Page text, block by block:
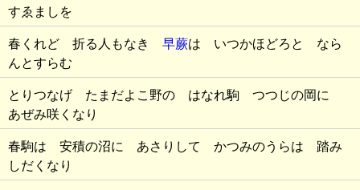
すゑましを
春くれど 折る人もなき 早蕨は いつかほどろと なら
んとすらむ
とりつなげ たまだよこ野の はなれ駒 つつじの岡に
あぜみ咲くなり
春駒は 安積の沼に あさりして かつみのうらは 踏み
しだくなり